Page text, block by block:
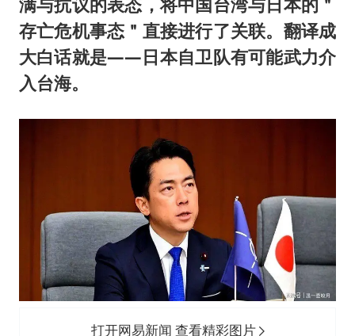
存亡危机事态＂直接进行了关联。翻译成
大白话就是——日本自卫队有可能武力介
入台海。
打开网易新闻 查看精彩图片